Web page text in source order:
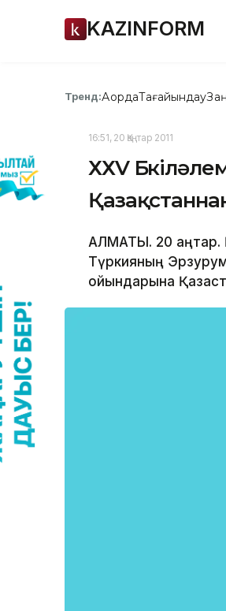
KAZINFORM
Тренд:АқордаТағайындау
16:51, 20 Қаңтар 2011
ХХV
АЛМАТЫ. 20 қаңтар.
Түркияның Эрзурум
ойындарына